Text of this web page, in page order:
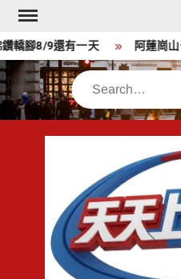
Skip
content
腳8/9還有一天 阿蓮崗山公
Search